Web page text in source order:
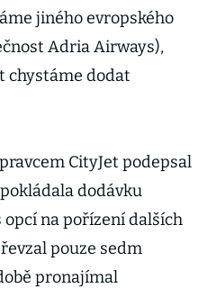
jiného evropského
Adria Airways),
chystáme dodat
CityJet podepsal
dodávku
opcí na pořízení dalších
pouze sedm
pronajímal